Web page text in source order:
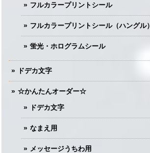
フルカラープリントシール
フルカラープリントシール（ハングル）
蛍光・ホログラムシール
ドデカ文字
☆かんたんオーダー☆
ドデカ文字
なまえ用
メッセージうちわ用